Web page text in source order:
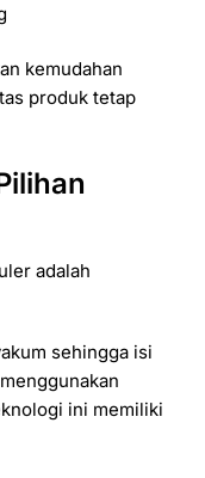
kemudahan
produk tetap
adalah
sehingga isi
ini memiliki